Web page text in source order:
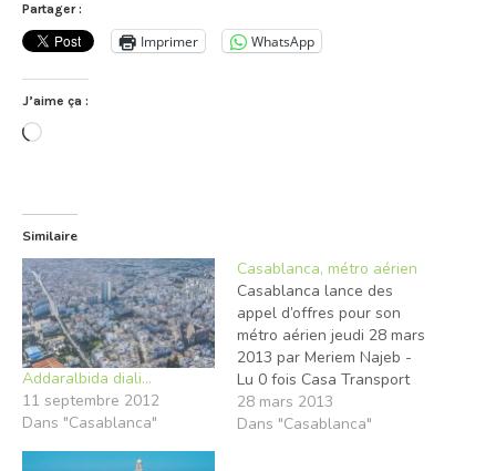
Partager :
Imprimer WhatsApp
J’aime ça :
Chargement…
Similaire
Addaralbida diali…
11 septembre 2012
Dans "Casablanca"
Casablanca, métro aérien
Casablanca lance des
appel d’offres pour son
métro aérien jeudi 28 mars
2013 par Meriem Najeb -
Lu 0 fois Casa Transport
vient de lancer deux
appels d’offres relatifs à la
28 mars 2013
Dans "Casablanca"